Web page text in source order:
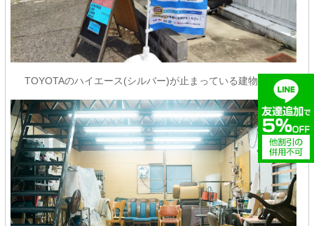
TOYOTAのハイエース(シルバー)が止まっている建物です♪